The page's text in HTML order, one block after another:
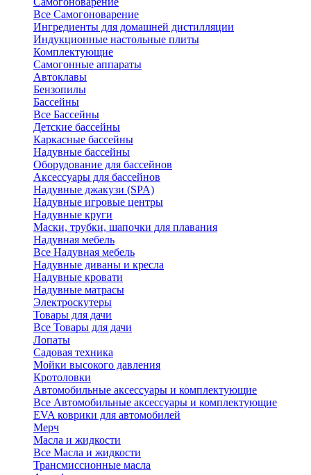
Все Самогоноварение
Ингредиенты для домашней дистилляции
Индукционные настольные плиты
Комплектующие
Самогонные аппараты
Автоклавы
Бензопилы
Бассейны
Все Бассейны
Детские бассейны
Каркасные бассейны
Надувные бассейны
Оборудование для бассейнов
Аксессуары для бассейнов
Надувные джакузи (SPA)
Надувные игровые центры
Надувные круги
Маски, трубки, шапочки для плавания
Надувная мебель
Все Надувная мебель
Надувные диваны и кресла
Надувные кровати
Надувные матрасы
Электроскутеры
Товары для дачи
Все Товары для дачи
Лопаты
Садовая техника
Мойки высокого давления
Кротоловки
Автомобильные аксессуары и комплектующие
Все Автомобильные аксессуары и комплектующие
EVA коврики для автомобилей
Мерч
Масла и жидкости
Все Масла и жидкости
Трансмиссионные масла